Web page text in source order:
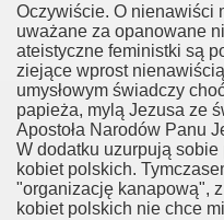
Oczywiście. O nienawiści
uważane za opanowane
ateistyczne feministki są
ziejące wprost
umysłowym świadczy
papieża, mylą Jezusa ze
Apostoła Narodów Panu
W dodatku uzurpują
kobiet polskich.
"organizację kanapową",
kobiet polskich nie chce